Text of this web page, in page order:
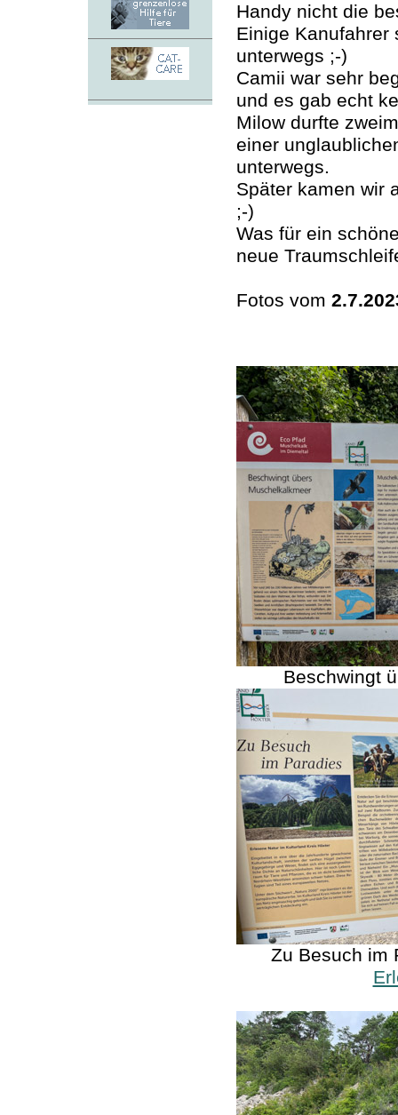
Handy nicht die
Einige Kanufahrer
unterwegs ;-)
Camii war sehr
und es gab echt
Milow durfte
einer
unterwegs.
Später kamen wir
;-)
Was für ein
neue
Fotos vom
Beschwingt
Zu Besuch im